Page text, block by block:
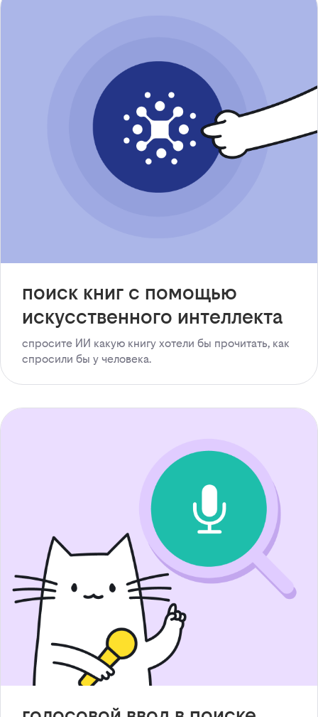
поиск книг с помощью
искусственного интеллекта
спросите ИИ какую книгу хотели бы прочитать, как
спросили бы у человека.